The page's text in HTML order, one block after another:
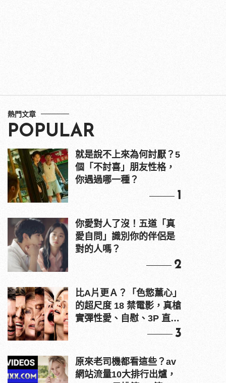
熱門文章
POPULAR
就是說不上來為何討厭？5
個「不討喜」朋友性格，
你遇過哪一種？
1
你愛對人了沒！五道「真
愛自問」識別你的伴侶是
對的人嗎？
2
比A片更Ａ？「色慾薰心」
的超尺度 18 禁電影，真槍
實彈性愛、自慰、3P 直接
3
原來老司機都看這些？av
網站流量10大排行出爐，